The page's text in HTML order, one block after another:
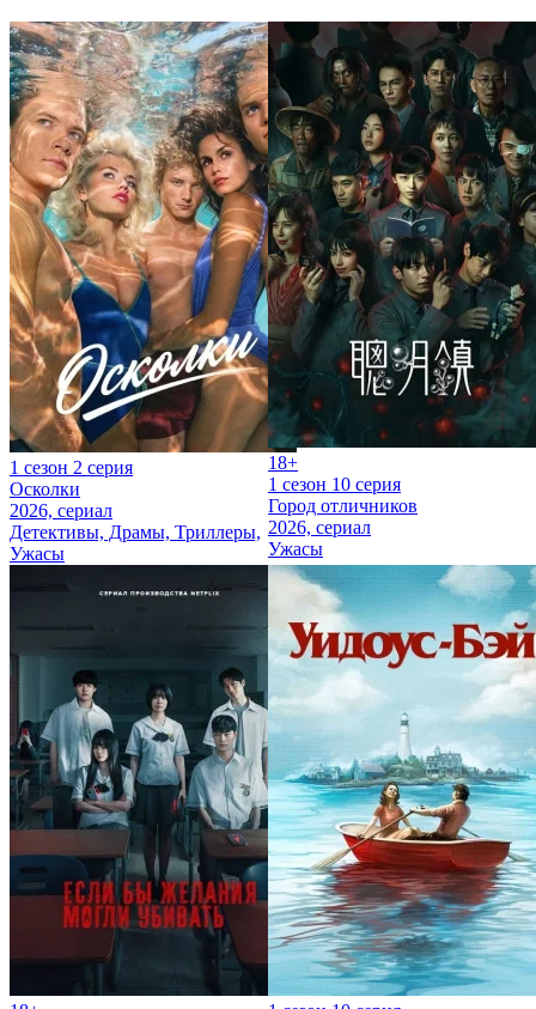
1 сезон 2 серия
Осколки
2026, сериал
Детективы, Драмы, Триллеры,
Ужасы
18+
1 сезон 10 серия
Город отличников
2026, сериал
Ужасы